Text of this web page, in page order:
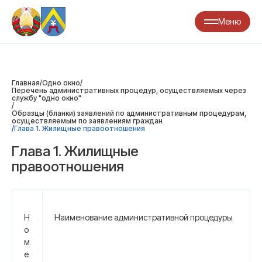
Меню
Главная/Одно окно/
Перечень административных процедур, осуществляемых через
службу "одно окно"
/
Образцы (бланки) заявлений по административным процедурам,
осуществляемым по заявлениям граждан
/Глава 1. Жилищные правоотношения
Глава 1. Жилищные
правоотношения
Н
о
м
е
Наименование административной процедуры